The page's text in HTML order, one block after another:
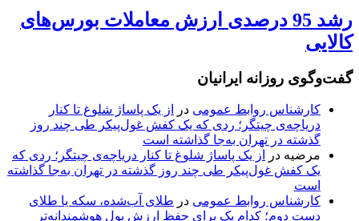
رشد 95 درصدی ارزش معاملات بورس‌های
کالایی
گفت‌وگوی روزانه ایرانیان
کارشناس روابط عمومی در
از یک پاساژ شلوغ تا کنار
دریاچه‌ی چیتگر؛ ردی که یک کفش غول‌پیکر طی چند روز
گذشته در تهران به‌جا گذاشته است
مرضیه در
از یک پاساژ شلوغ تا کنار دریاچه‌ی چیتگر؛ ردی که
یک کفش غول‌پیکر طی چند روز گذشته در تهران به‌جا گذاشته
است
کارشناس روابط عمومی در طلای آب‌شده، سکه یا طلای
دست دوم؛ کدام یک برای حفظ ارزش پول هوشمندانه‌تر